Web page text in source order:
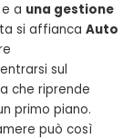
a una gestione
si affianca Auto
sul
che riprende
primo piano.
può così